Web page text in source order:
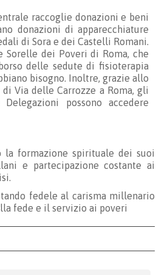
raccoglie donazioni e beni
donazioni di apparecchiature
di Sora e dei Castelli Romani.
dei Poveri di Roma, che
delle sedute di fisioterapia
bisogno. Inoltre, grazie allo
Via delle Carrozze a Roma, gli
possono accedere
la formazione spirituale dei suoi
e partecipazione costante ai
fedele al carisma millenario
fede e il servizio ai poveri